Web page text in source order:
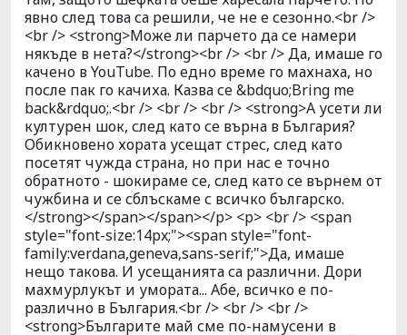
явно след това са решили, че не е сезонно.<br />
<br /> <strong>Може ли парчето да се намери
някъде в нета?</strong><br /> <br /> Да, имаше го
качено в YouTube. По едно време го махнаха, но
после пак го качиха. Казва се &bdquo;Bring me
back&rdquo;.<br /> <br /> <br /> <strong>А усети ли
културен шок, след като се върна в България?
Обикновено хората усещат стрес, след като
посетят чужда страна, но при нас е точно
обратното - шокираме се, след като се върнем от
чужбина и се сблъскаме с всичко българско.
</strong></span></span></p> <p> <br /> <span
style="font-size:14px;"><span style="font-
family:verdana,geneva,sans-serif;">Да, имаше
нещо такова. И усещанията са различни. Дори
махмурлукът и умората... Абе, всичко е по-
различно в България.<br /> <br /> <br />
<strong>Българите май сме по-намусени в